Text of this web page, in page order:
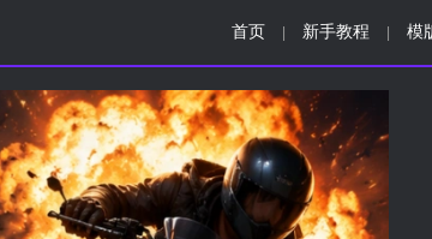
首页 新手教程 模